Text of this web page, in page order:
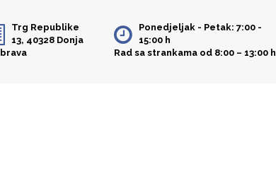
Trg Republike
13, 40328 Donja
Ponedjeljak - Petak: 7:00 -
15:00 h
Rad sa strankama od 8:00 – 13:00 h